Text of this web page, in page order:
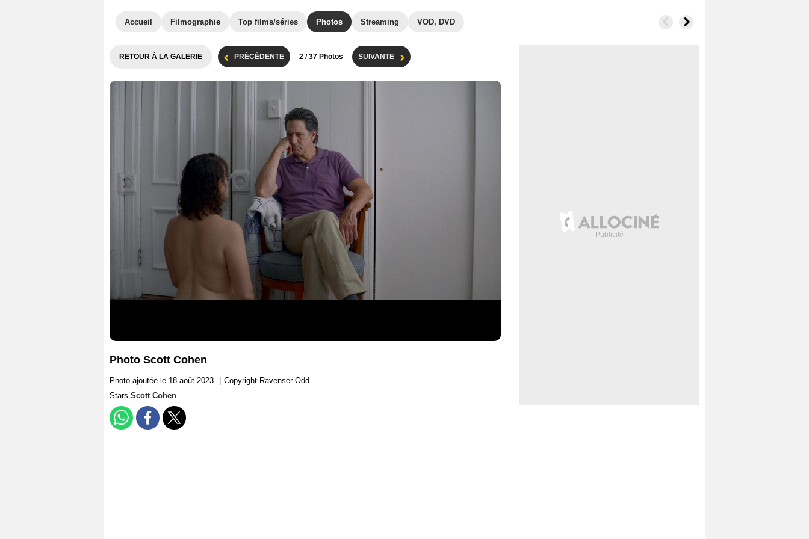
Accueil Filmographie Top films/séries Photos Streaming VOD, DVD
RETOUR À LA GALERIE PRÉCÉDENTE 2 / 37 Photos SUIVANTE
Photo Scott Cohen
Photo ajoutée le 18 août 2023
Copyright Ravenser Odd
Stars Scott Cohen